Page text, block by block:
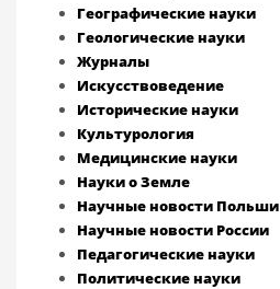
Географические науки
Геологические науки
Журналы
Искусствоведение
Исторические науки
Культурология
Медицинские науки
Науки о Земле
Научные новости Польши
Научные новости России
Педагогические науки
Политические науки